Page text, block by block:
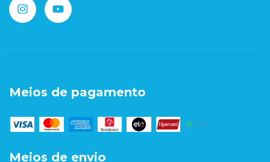
Meios de pagamento
Meios de envio